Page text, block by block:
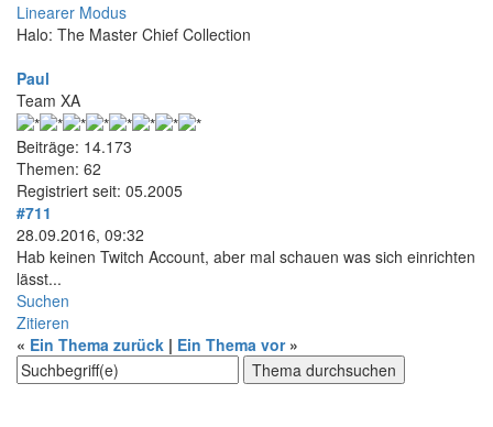
Linearer Modus
Halo: The Master Chief Collection
Paul
Team XA
Beiträge: 14.173
Themen: 62
Registriert seit: 05.2005
#711
28.09.2016, 09:32
Hab keinen Twitch Account, aber mal schauen was sich einrichten
lässt...
Suchen
Zitieren
« Ein Thema zurück | Ein Thema vor»